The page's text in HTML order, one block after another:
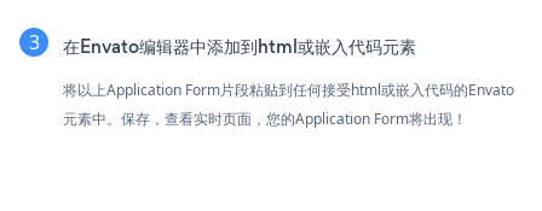
在Envato编辑器中添加到html或嵌入代码元素
将以上Application Form片段粘贴到任何接受html或嵌入代码的Envato
元素中。保存，查看实时页面，您的Application Form将出现！